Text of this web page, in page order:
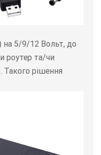
на 5/9/12 Вольт, до
роутер та/чи
Такого рішення